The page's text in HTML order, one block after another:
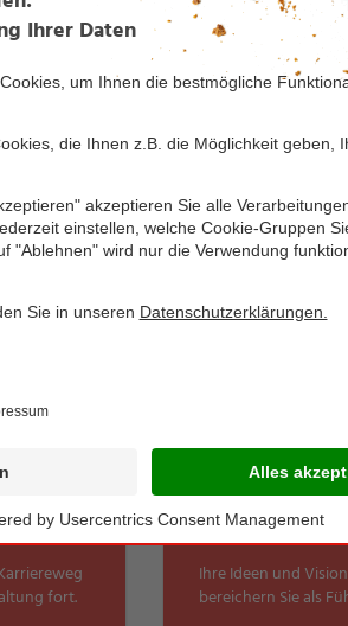
Sie
Starten Sie mit
NORMA als
fort.
Ihre Ideen und
bereichern Sie als